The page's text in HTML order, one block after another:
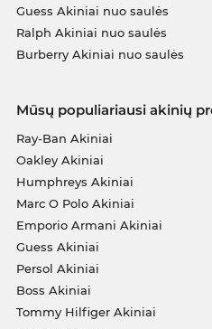
Guess Akiniai nuo saulės
Ralph Akiniai nuo saulės
Burberry Akiniai nuo saulės
Mūsų populiariausi akinių
Ray-Ban Akiniai
Oakley Akiniai
Humphreys Akiniai
Marc O Polo Akiniai
Emporio Armani Akiniai
Guess Akiniai
Persol Akiniai
Boss Akiniai
Tommy Hilfiger Akiniai